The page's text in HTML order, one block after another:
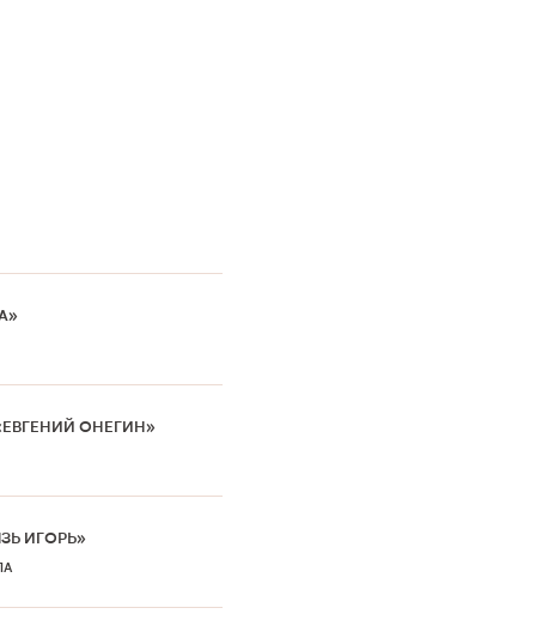
ОНЕГИН»
ИГОРЬ»